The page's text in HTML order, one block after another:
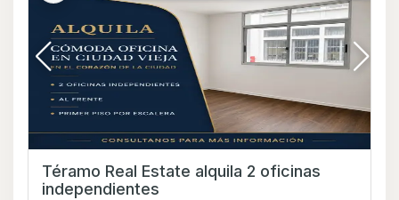
Téramo Real Estate alquila 2 oficinas
independientes